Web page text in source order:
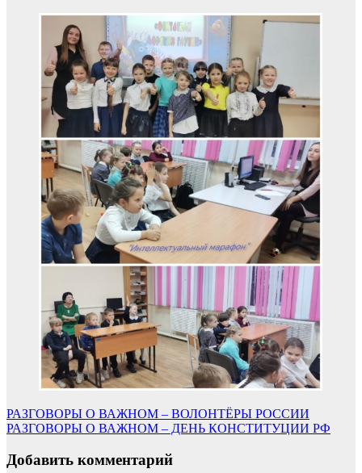
Навигация
по
записям
РАЗГОВОРЫ О ВАЖНОМ – ВОЛОНТЁРЫ РОССИИ
РАЗГОВОРЫ О ВАЖНОМ – ДЕНЬ КОНСТИТУЦИИ РФ
Добавить комментарий